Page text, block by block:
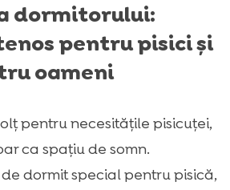
dormitorului:
pentru pisici și
oameni
pentru necesitățile pisicuței,
ca spațiu de somn.
dormit special pentru pisică,